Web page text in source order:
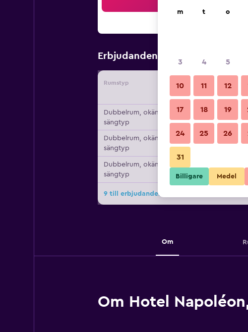
Erbjudanden från
Rumstyp Leverantör
Dubbelrum, okänd
sängtyp
Dubbelrum, okänd
sängtyp
Dubbelrum, okänd
sängtyp
9 till erbjudanden för Hotel Napoléon
Om
Om Hotel
m t o
3 4 5
10 11 12
17 18 19
24 25 26
31
Billigare Medel